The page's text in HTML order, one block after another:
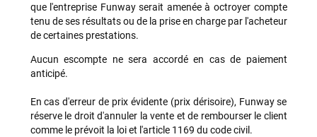
que l'entreprise Funway serait amenée à octroyer compte
tenu de ses résultats ou de la prise en charge par l'acheteur
de certaines prestations.
Aucun escompte ne sera accordé en cas de paiement
anticipé.
En cas d'erreur de prix évidente (prix dérisoire), Funway se
réserve le droit d'annuler la vente et de rembourser le client
comme le prévoit la loi et l'article 1169 du code civil.